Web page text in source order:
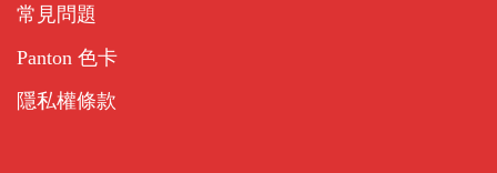
常見問題
Panton 色卡
隱私權條款